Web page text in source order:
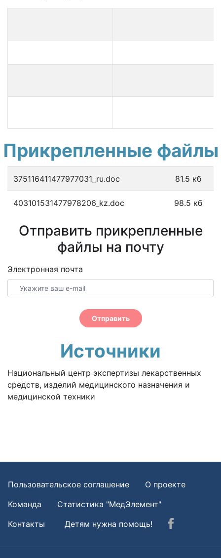
Прикрепленные файлы
375116411477977031_ru.doc 81.5 кб
403101531477978206_kz.doc 98.5 кб
Отправить прикрепленные
файлы на почту
Электронная почта
Отправить
Источники
Национальный центр экспертизы лекарственных
средств, изделий медицинского назначения и
медицинской техники
Пользовательское соглашение
О проекте
Команда
Статистика "МедЭлемент"
Контакты
Детям нужна помощь!